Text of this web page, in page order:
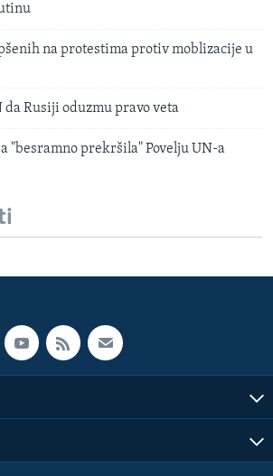
na protestima protiv moblizacije u
da Rusiji oduzmu pravo veta
"besramno prekršila" Povelju UN-a